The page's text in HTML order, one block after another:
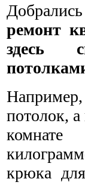
ремонт
здесь
потолок,
крюка